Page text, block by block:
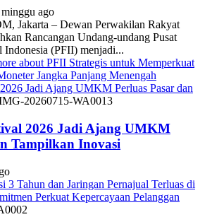
ago
Jakarta – Dewan Perwakilan Rakyat
Rancangan Undang-undang Pusat
Indonesia (PFII) menjadi...
about PFII Strategis untuk Memperkuat
Jangka Panjang Menengah
Jadi Ajang UMKM Perluas Pasar dan
2026 Jadi Ajang UMKM
Tampilkan Inovasi
3 Tahun dan Jaringan Pernajual Terluas di
Perkuat Kepercayaan Pelanggan